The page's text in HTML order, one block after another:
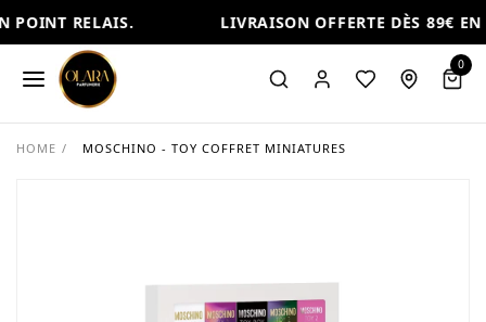
RELAIS. LIVRAISON OFFERTE DÈS 89€ EN
0
HOME / MOSCHINO - TOY COFFRET MINIATURES